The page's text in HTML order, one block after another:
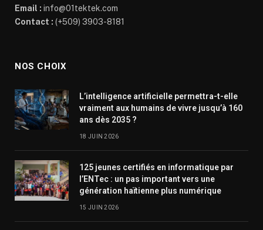
Email : info@01tektek.com
Contact : (+509) 3903-8181
NOS CHOIX
L’intelligence artificielle permettra-t-elle
vraiment aux humains de vivre jusqu’à 160
ans dès 2035 ?
18 JUIN 2026
125 jeunes certifiés en informatique par
l’ENTec : un pas important vers une
génération haïtienne plus numérique
15 JUIN 2026